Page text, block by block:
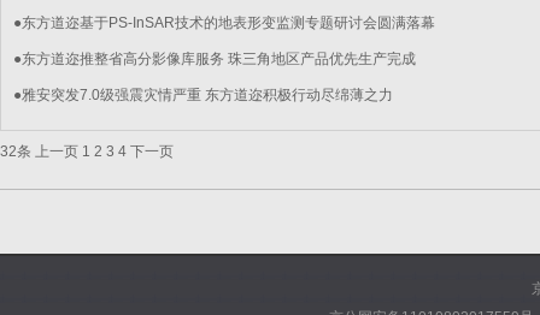
●东方道迩基于PS-InSAR技术的地表形变监测专题研讨会圆满落幕
●东方道迩推整省高分影像库服务 珠三角地区产品优先生产完成
●雅安突发7.0级强震灾情严重 东方道迩积极行动尽绵薄之力
32条 上一页 1 2 3 4 下一页